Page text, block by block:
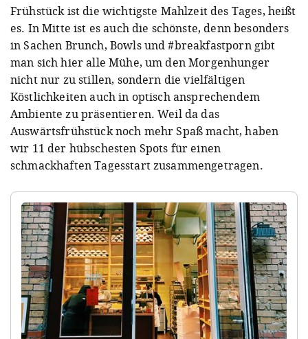
Frühstück ist die wichtigste Mahlzeit des Tages, heißt
es. In Mitte ist es auch die schönste, denn besonders
in Sachen Brunch, Bowls und #breakfastporn gibt
man sich hier alle Mühe, um den Morgenhunger
nicht nur zu stillen, sondern die vielfältigen
Köstlichkeiten auch in optisch ansprechendem
Ambiente zu präsentieren. Weil da das
Auswärtsfrühstück noch mehr Spaß macht, haben
wir 11 der hübschesten Spots für einen
schmackhaften Tagesstart zusammengetragen.